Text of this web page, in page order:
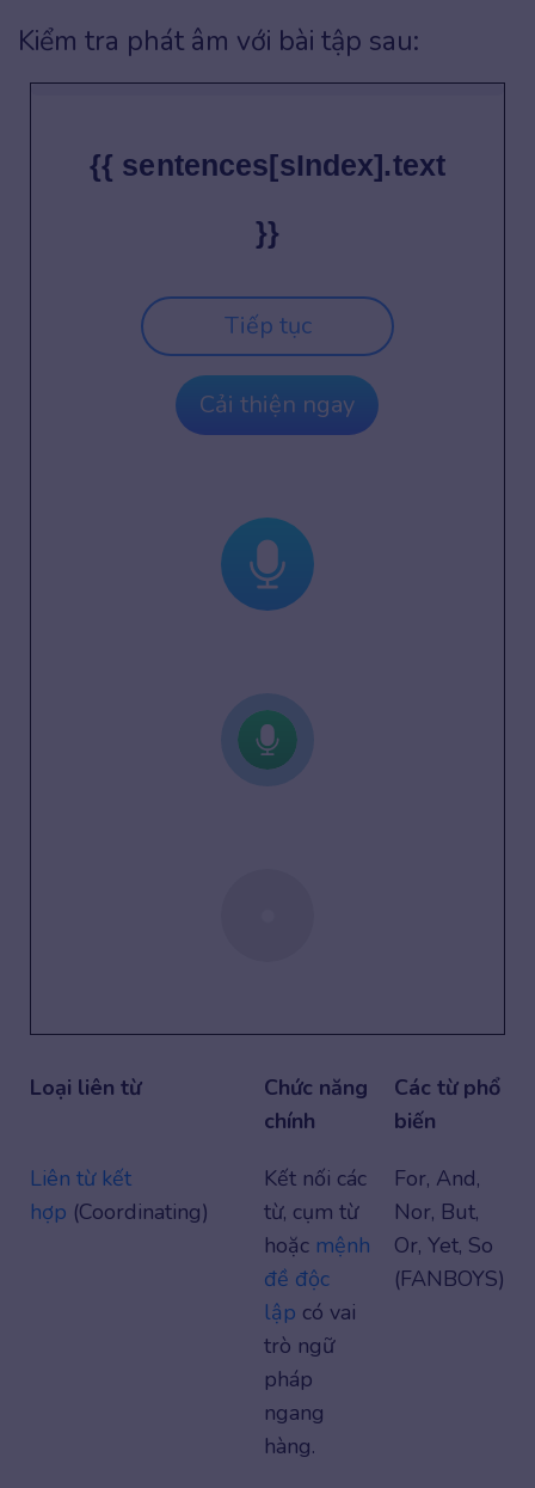
Kiểm tra phát âm với bài tập sau:
{{ sentences[sIndex].text
}}
Tiếp tục
Cải thiện ngay
Loại liên từ
Chức năng
chính
Các từ phổ
biến
Liên từ kết
hợp (Coordinating)
Kết nối các
từ, cụm từ
hoặc mệnh
đề độc
lập có vai
trò ngữ
pháp
ngang
hàng.
For, And,
Nor, But,
Or, Yet, So
(FANBOYS)